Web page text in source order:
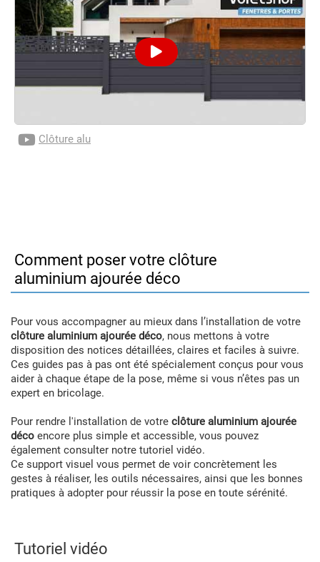
Clôture alu
Comment poser votre clôture
aluminium ajourée déco
Pour vous accompagner au mieux dans l’installation de votre
clôture aluminium ajourée déco, nous mettons à votre
disposition des notices détaillées, claires et faciles à suivre.
Ces guides pas à pas ont été spécialement conçus pour vous
aider à chaque étape de la pose, même si vous n’êtes pas un
expert en bricolage.
Pour rendre l'installation de votre clôture aluminium ajourée
déco encore plus simple et accessible, vous pouvez
également consulter notre tutoriel vidéo.
Ce support visuel vous permet de voir concrètement les
gestes à réaliser, les outils nécessaires, ainsi que les bonnes
pratiques à adopter pour réussir la pose en toute sérénité.
Tutoriel vidéo